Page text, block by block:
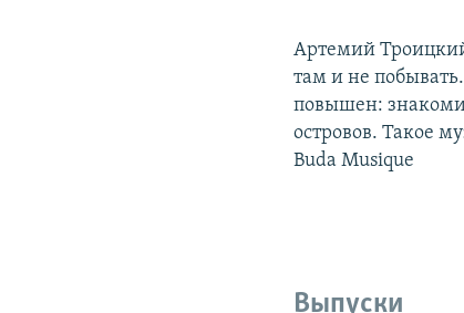
Артемий Троицкий
там и не
повышен:
островов. Такое
Buda Musique
Выпуски